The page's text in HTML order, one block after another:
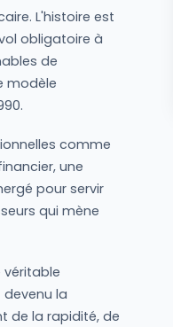
L'histoire est
obligatoire à
de
modèle
comme
une
pour servir
qui mène
véritable
la
de la rapidité, de